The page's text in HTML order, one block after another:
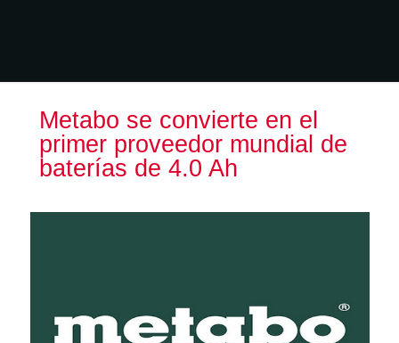
Metabo se convierte en el
primer proveedor mundial de
baterías de 4.0 Ah